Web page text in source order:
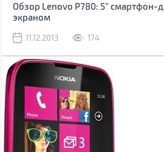
Обзор Lenovo P780: 5” смартфон-
экраном
11.12.2013 174